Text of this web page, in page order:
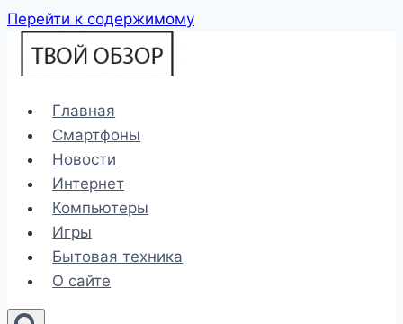
Перейти к содержимому
Главная
Смартфоны
Новости
Интернет
Компьютеры
Игры
Бытовая техника
О сайте